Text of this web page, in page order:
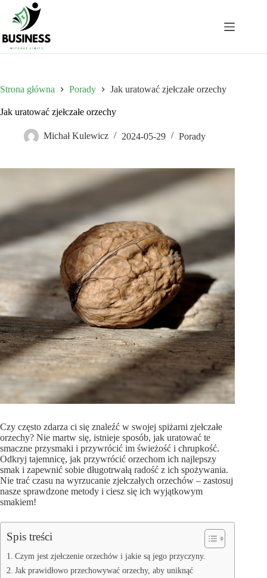
Przejdź
treści
Strona główna Porady Jak uratować zjełczałe orzechy
Jak uratować zjełczałe orzechy
Michał Kulewicz 2024-05-29 Porady
Czy często zdarza ci się znaleźć w swojej spiżarni zjełczałe
orzechy? Nie martw się, istnieje sposób, jak uratować te
smaczne przysmaki i przywrócić im świeżość i chrupkość.
Odkryj tajemnicę, jak przywrócić orzechom ich najlepszy
smak i zapewnić sobie długotrwałą radość z ich spożywania.
Nie trać czasu na wyrzucanie zjełczałych orzechów – zastosuj
nasze sprawdzone metody i ciesz się ich wyjątkowym
smakiem!
Spis treści
Czym jest zjełczenie orzechów i jakie są jego przyczyny.
Jak prawidłowo przechowywać orzechy, aby uniknąć